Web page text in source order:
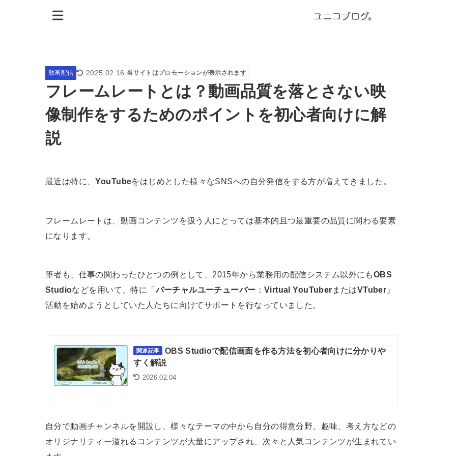
動画配信 2025.02.16 当サイトはプロモーションが表示されます
フレームレートとは？動画品質を落とさない映
像制作をするためのポイントを初心者向けに解
説
最近は特に、YouTubeをはじめとした様々なSNSへの自分発信をする方が増えてきました。
フレームレートは、動画コンテンツを扱う人にとっては基本的且つ最重要の品質に関わる要素
になります。
筆者も、仕事の関わったひとつの例として、2015年から業務用の配信システム以外にもOBS
Studioなどを用いて、特に「バーチャルユーチューバー ： Virtual YouTuber またはVTuber 」
活動を始めようとしていた人たちに向けてサポートを行なっていました。
関連記事
OBS Studioで配信画面を作る方法を初心者向けに分かりや
すく解説
2026.02.04
自分で動画チャンネルを開設し、様々なテーマの中から自分の得意分野、趣味、考え方などの
オリジナリティー溢れるコンテンツが大量にアップされ、次々と人気コンテンツが生まれてい